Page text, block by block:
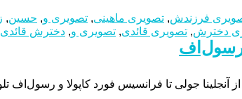
فرزندش, تصویری ماهینی, تصویری و, حسین,
دخترش, تصویری قائدی, تصویری و, دخترش قائدی